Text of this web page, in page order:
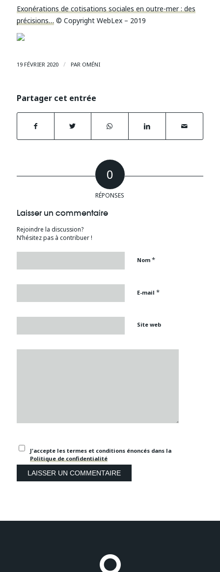
Exonérations de cotisations sociales en outre-mer : des
précisions…© Copyright WebLex – 2019
19 FÉVRIER 2020 / PAR OMÉNI
Partager cet entrée
0
RÉPONSES
Laisser un commentaire
Rejoindre la discussion?
N’hésitez pas à contribuer !
Nom *
E-mail *
Site web
J'accepte les termes et conditions énoncés dans la
Politique de confidentialité